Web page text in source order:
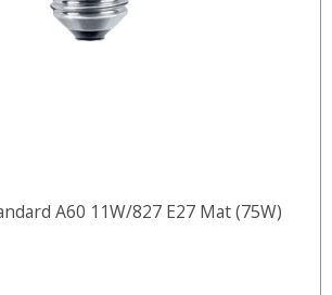
A60 11W/827 E27 Mat (75W)